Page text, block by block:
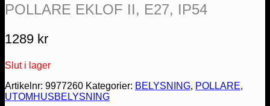
POLLARE EKLOF II, E27, IP54
1289 kr
Slut i lager
Artikelnr: 9977260 Kategorier: BELYSNING, POLLARE,
UTOMHUSBELYSNING